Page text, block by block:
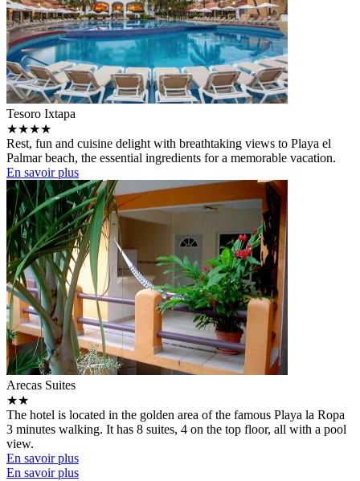
Tesoro Ixtapa
★★★★
Rest, fun and cuisine delight with breathtaking views to Playa el
Palmar beach, the essential ingredients for a memorable vacation.
En savoir plus
Arecas Suites
★★
The hotel is located in the golden area of ​​the famous Playa la Ropa
3 minutes walking. It has 8 suites, 4 on the top floor, all with a pool
view.
En savoir plus
En savoir plus